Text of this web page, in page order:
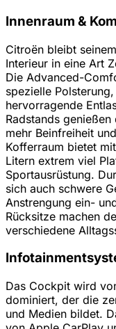
Innenraum &
Citroën bleibt
Interieur in eine Art
Die Advanced-
spezielle
hervorragende
Radstands
mehr Beinfreiheit
Kofferraum bietet
Litern extrem viel
Sportausrüstung.
sich auch schwere
Anstrengung ein-
Rücksitze machen
verschiedene
Das Cockpit wird
dominiert, der die
und Medien bildet.